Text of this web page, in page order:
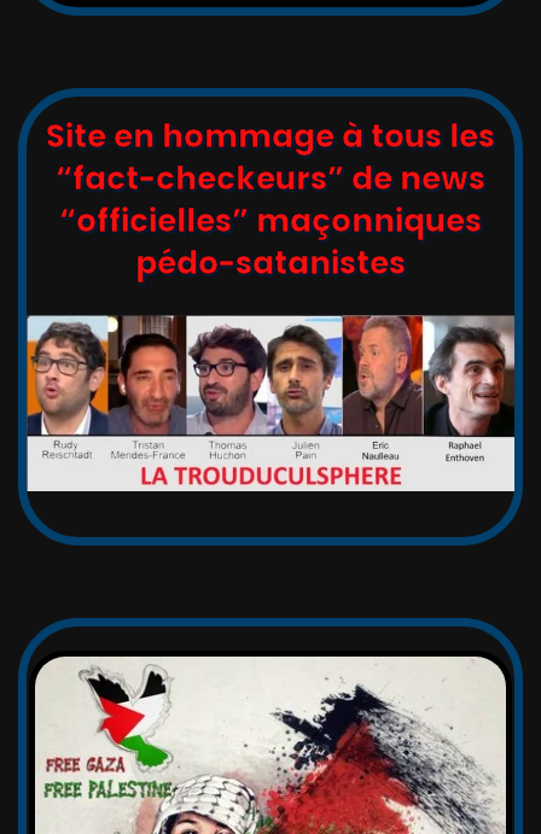
Site en hommage à tous les
“fact-checkeurs” de news
“officielles” maçonniques
pédo-satanistes